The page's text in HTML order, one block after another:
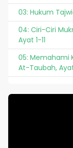
04: Ciri-Ciri
Ayat 1-11
05: Memahami
At-Taubah,